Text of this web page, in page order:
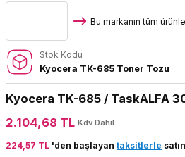
Bu markanın tüm
Stok Kodu
Kyocera TK-685 Toner Tozu
Kyocera TK-685 / TaskALFA
2.104,68 TL Kdv Dahil
224,57 TL 'den başlayan taksitlerle